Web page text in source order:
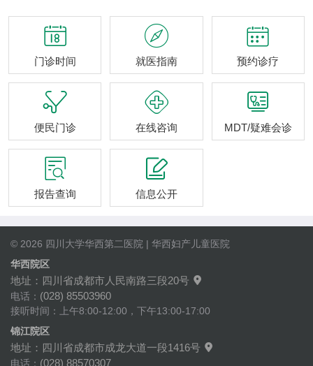

门诊时间

就医指南

预约诊疗

便民门诊

在线咨询

MDT/疑难会诊

报告查询

信息公开
© 2026 四川大学华西第二医院 | 华西妇产儿童医院
华西院区
地址：四川省成都市人民南路三段20号 
电话： (028) 85503960
接听时间：上午8:00-12:00，下午13:00-17:00
锦江院区
地址：四川省成都市成龙大道一段1416号 
电话： (028) 88570307